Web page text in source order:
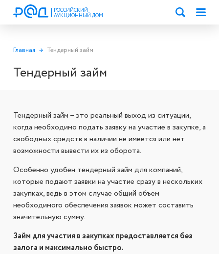
РОССИЙСКИЙ
АУКЦИОННЫЙ ДОМ
Главная → Тендерный займ
Тендерный займ
Тендерный займ – это реальный выход из ситуации,
когда необходимо подать заявку на участие в закупке, а
свободных средств в наличии не имеется или нет
возможности вывести их из оборота.
Особенно удобен тендерный займ для компаний,
которые подают заявки на участие сразу в нескольких
закупках, ведь в этом случае общий объем
необходимого обеспечения заявок может составить
значительную сумму.
Займ для участия в закупках предоставляется без
залога и максимально быстро.